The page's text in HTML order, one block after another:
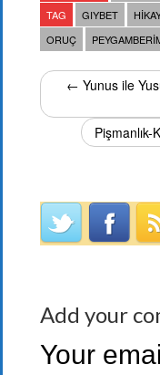
TAG
GIYBET
ORUÇ
← Yunus ile
Add your
Your